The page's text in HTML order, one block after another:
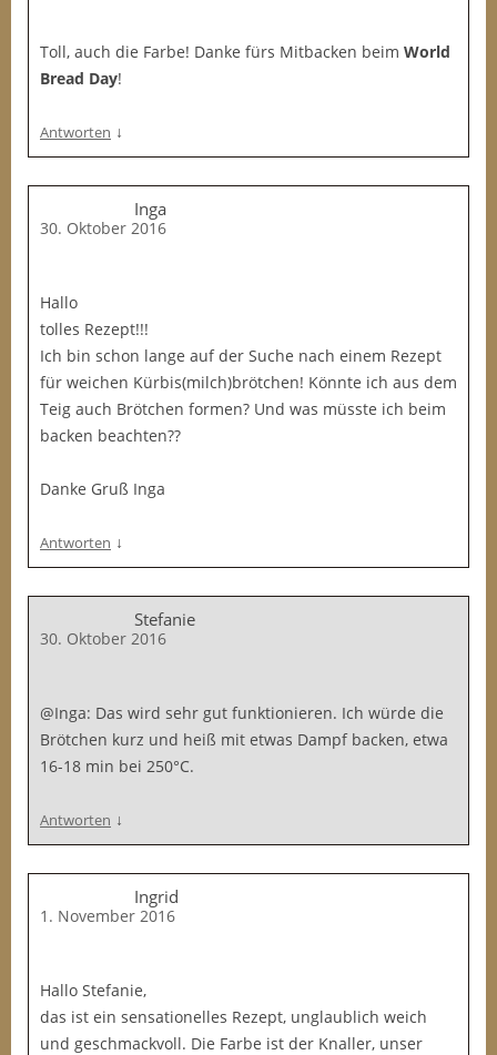
Toll, auch die Farbe! Danke fürs Mitbacken beim World
Bread Day!
Antworten ↓
Inga
30. Oktober 2016
Hallo
tolles Rezept!!!
Ich bin schon lange auf der Suche nach einem Rezept
für weichen Kürbis(milch)brötchen! Könnte ich aus dem
Teig auch Brötchen formen? Und was müsste ich beim
backen beachten??
Danke Gruß Inga
Antworten ↓
Stefanie
30. Oktober 2016
@Inga: Das wird sehr gut funktionieren. Ich würde die
Brötchen kurz und heiß mit etwas Dampf backen, etwa
16-18 min bei 250°C.
Antworten ↓
Ingrid
1. November 2016
Hallo Stefanie,
das ist ein sensationelles Rezept, unglaublich weich
und geschmackvoll. Die Farbe ist der Knaller, unser